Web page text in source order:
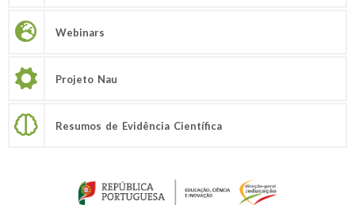
Webinars
Projeto Nau
Resumos de Evidência Científica